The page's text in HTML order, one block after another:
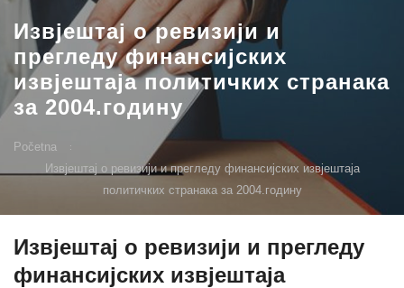
Извјештај о ревизији и
прегледу финансијских
извјештаја политичких странака
за 2004.годину
Početna
Извјештај о ревизији и прегледу финансијских извјештаја
политичких странака за 2004.годину
Извјештај о ревизији и прегледу
финансијских извјештаја